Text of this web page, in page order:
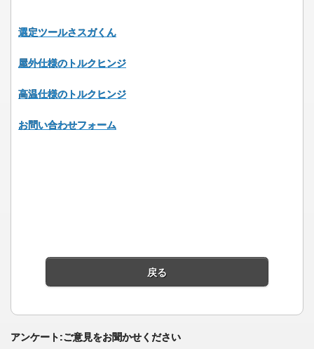
選定ツールさスガくん
屋外仕様のトルクヒンジ
高温仕様のトルクヒンジ
お問い合わせフォーム
戻る
アンケート:ご意見をお聞かせください